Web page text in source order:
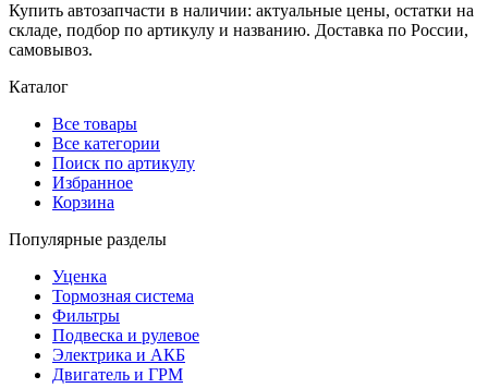
Купить автозапчасти в наличии: актуальные цены, остатки на
складе, подбор по артикулу и названию. Доставка по России,
самовывоз.
Каталог
Все товары
Все категории
Поиск по артикулу
Избранное
Корзина
Популярные разделы
Уценка
Тормозная система
Фильтры
Подвеска и рулевое
Электрика и АКБ
Двигатель и ГРМ